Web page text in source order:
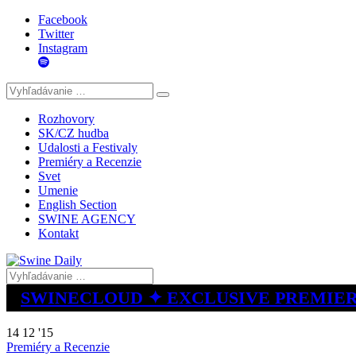
Facebook
Twitter
Instagram
Rozhovory
SK/CZ hudba
Udalosti a Festivaly
Premiéry a Recenzie
Svet
Umenie
English Section
SWINE AGENCY
Kontakt
SWINECLOUD ✦ EXCLUSIVE
14 12 '15
Premiéry a Recenzie